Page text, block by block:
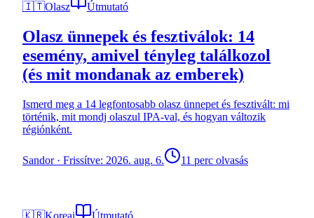
🇮🇹Olasz Útmutató
Olasz ünnepek és fesztiválok: 14
esemény, amivel tényleg találkozol
(és mit mondanak az emberek)
Ismerd meg a 14 legfontosabb olasz ünnepet és fesztivált: mi
történik, mit mondj olaszul IPA-val, és hogyan változik
régiónként.
Sandor· Frissítve: 2026. aug. 6. 11 perc olvasás
🇰🇷Koreai Útmutató